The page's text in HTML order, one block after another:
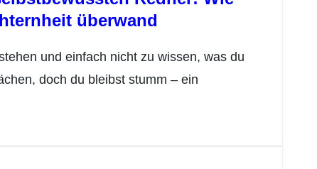
überwand
doch du bleibst stumm – ein